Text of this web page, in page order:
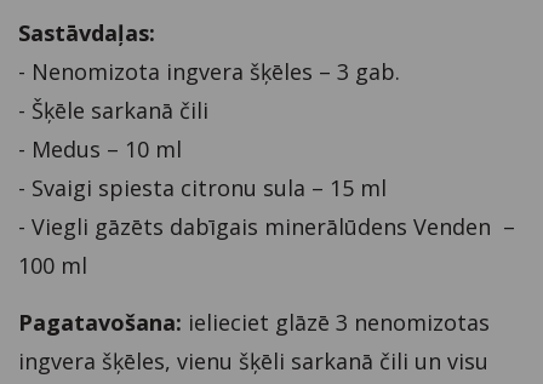
Sastāvdaļas:
- Nenomizota ingvera šķēles – 3 gab.
- Šķēle sarkanā čili
- Medus – 10 ml
- Svaigi spiesta citronu sula – 15 ml
- Viegli gāzēts dabīgais minerālūdens Venden –
100 ml
Pagatavošana: ielieciet glāzē 3 nenomizotas
ingvera šķēles, vienu šķēli sarkanā čili un visu